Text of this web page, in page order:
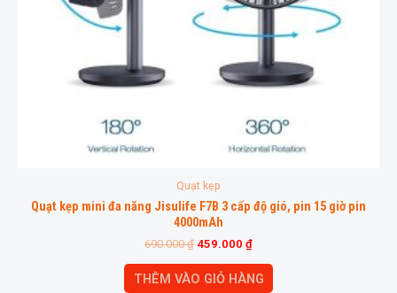
Quạt kẹp
Quạt kẹp mini đa năng Jisulife F7B 3 cấp độ gió, pin 15 giờ pin
4000mAh
690.000₫ 459.000 ₫
THÊM VÀO GIỎ HÀNG